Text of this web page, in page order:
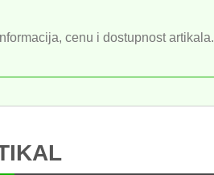
cenu i dostupnost artikala.